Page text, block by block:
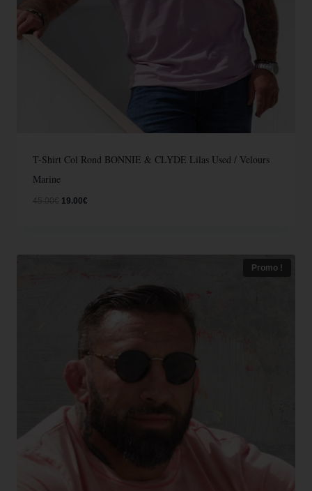
T-Shirt Col Rond BONNIE & CLYDE Lilas Used / Velours
Marine
19.00€
Promo !